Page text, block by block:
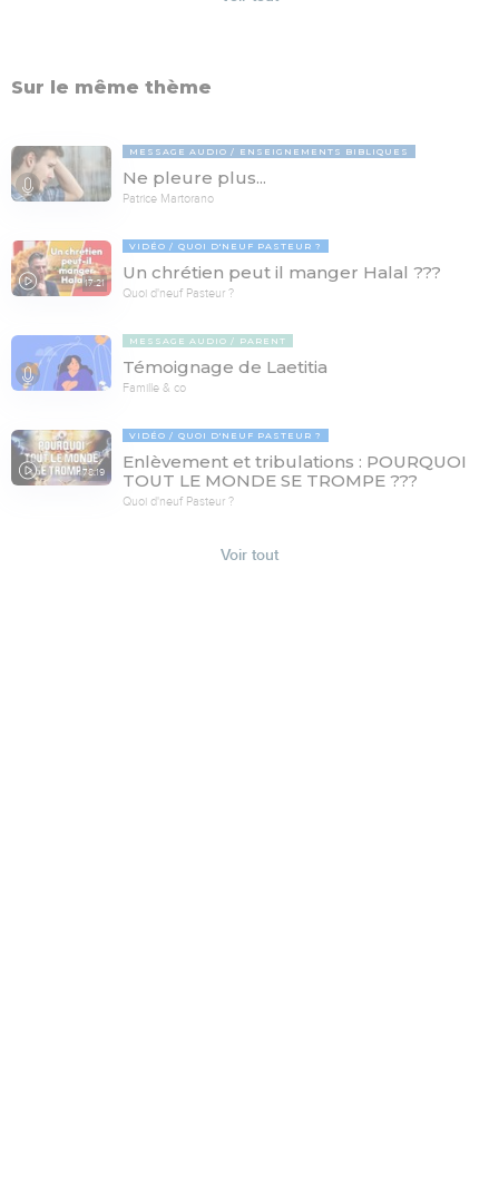
Sur le même thème
MESSAGE AUDIO ENSEIGNEMENTS BIBLIQUES
Ne pleure plus...
Patrice Martorano
17:21
VIDÉO QUOI D'NEUF PASTEUR ?
Un chrétien peut il manger Halal ???
Quoi d'neuf Pasteur ?
MESSAGE AUDIO PARENT
Témoignage de Laetitia
Famille & co
78:19
VIDÉO QUOI D'NEUF PASTEUR ?
Enlèvement et tribulations : POURQUOI
TOUT LE MONDE SE TROMPE ???
Quoi d'neuf Pasteur ?
Voir tout